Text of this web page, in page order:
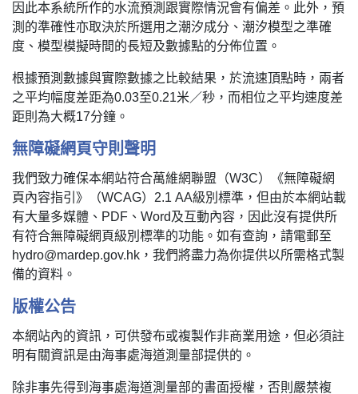
因此本系統所作的水流預測跟實際情況會有偏差。此外，預
測的準確性亦取決於所選用之潮汐成分、潮汐模型之準確
度、模型模擬時間的長短及數據點的分佈位置。
根據預測數據與實際數據之比較結果，於流速頂點時，兩者
之平均幅度差距為0.03至0.21米／秒，而相位之平均速度差
距則為大概17分鐘。
無障礙網頁守則聲明
我們致力確保本網站符合萬維網聯盟（W3C）《無障礙網
頁內容指引》（WCAG）2.1 AA級別標準，但由於本網站載
有大量多媒體、PDF、Word及互動內容，因此沒有提供所
有符合無障礙網頁級別標準的功能。如有查詢，請電郵至
hydro@mardep.gov.hk，我們將盡力為你提供以所需格式製
備的資料。
版權公告
本網站內的資訊，可供發布或複製作非商業用途，但必須註
明有關資訊是由海事處海道測量部提供的。
除非事先得到海事處海道測量部的書面授權，否則嚴禁複